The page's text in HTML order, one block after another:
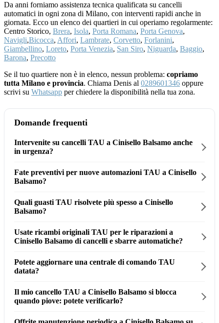
Da anni forniamo assistenza tecnica qualificata su cancelli
automatici in ogni zona di Milano, con interventi rapidi anche in
giornata. Ecco un elenco dei quartieri in cui operiamo regolarmente:
Centro Storico, Brera, Isola, Porta Romana, Porta Genova,
Navigli,Bicocca, Affori, Lambrate, Corvetto, Forlanini,
Giambellino, Loreto, Porta Venezia, San Siro, Niguarda, Baggio,
Barona, Precotto
Se il tuo quartiere non è in elenco, nessun problema: copriamo
tutta Milano e provincia. Chiama Denis al 0289601346 oppure
scrivi su Whatsapp per chiedere la disponibilità nella tua zona.
Domande frequenti
Intervenite su cancelli TAU a Cinisello Balsamo anche
in urgenza?
Fate preventivi per nuove automazioni TAU a Cinisello
Balsamo?
Quali guasti TAU risolvete più spesso a Cinisello
Balsamo?
Usate ricambi originali TAU per le riparazioni a
Cinisello Balsamo di cancelli e sbarre automatiche?
Potete aggiornare una centrale di comando TAU
datata?
Il mio cancello TAU a Cinisello Balsamo si blocca
quando piove: potete verificarlo?